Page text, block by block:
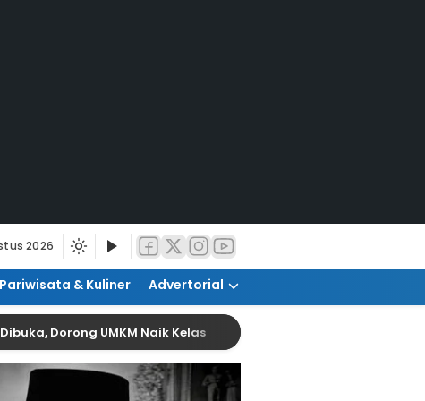
2026
Pariwisata & Kuliner Advertorial
Dorong UMKM Naik Kelas